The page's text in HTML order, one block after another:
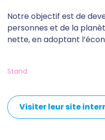
Notre objectif est de
personnes et de la
nette, en adoptant
Stand:
Visiter leur site